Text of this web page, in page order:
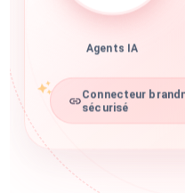
Agents IA
Connecteur
sécurisé